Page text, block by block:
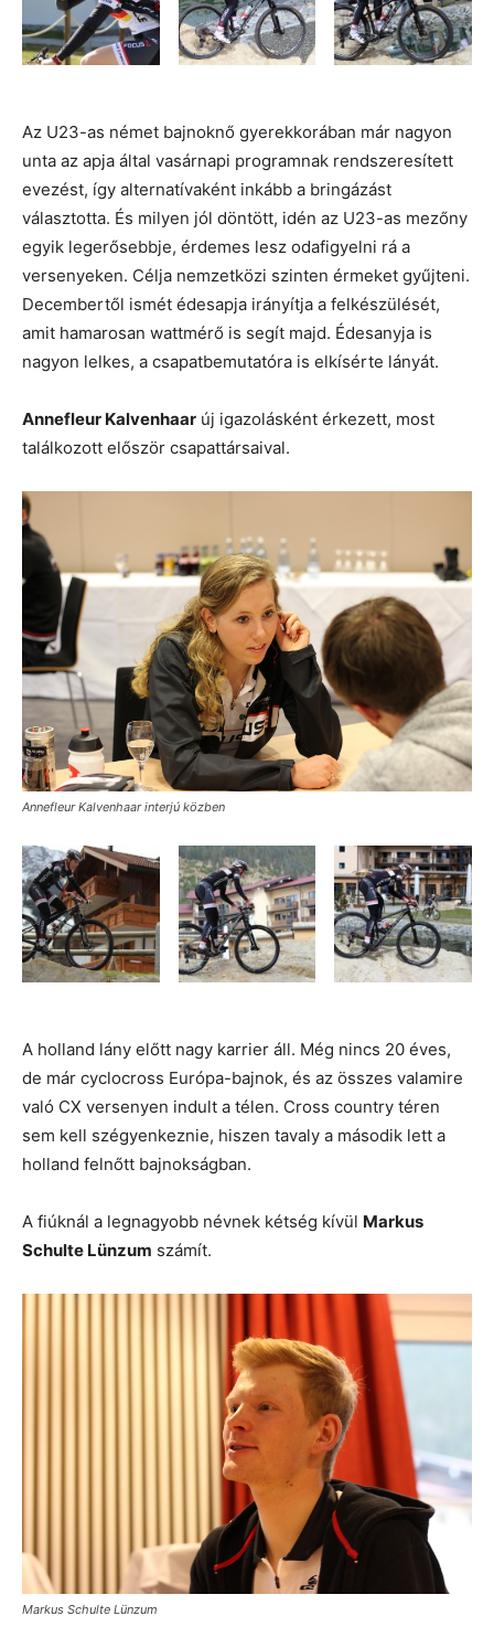
Az U23-as német bajnoknő gyerekkorában már nagyon
unta az apja által vasárnapi programnak rendszeresített
evezést, így alternatívaként inkább a bringázást
választotta. És milyen jól döntött, idén az U23-as mezőny
egyik legerősebbje, érdemes lesz odafigyelni rá a
versenyeken. Célja nemzetközi szinten érmeket gyűjteni.
Decembertől ismét édesapja irányítja a felkészülését,
amit hamarosan wattmérő is segít majd. Édesanyja is
nagyon lelkes, a csapatbemutatóra is elkísérte lányát.
Annefleur Kalvenhaar új igazolásként érkezett, most
találkozott először csapattársaival.
Annefleur Kalvenhaar interjú közben
A holland lány előtt nagy karrier áll. Még nincs 20 éves,
de már cyclocross Európa-bajnok, és az összes valamire
való CX versenyen indult a télen. Cross country téren
sem kell szégyenkeznie, hiszen tavaly a második lett a
holland felnőtt bajnokságban.
A fiúknál a legnagyobb névnek kétség kívül Markus
Schulte Lünzum számít.
Markus Schulte Lünzum